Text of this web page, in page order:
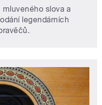
slova a
legendárních